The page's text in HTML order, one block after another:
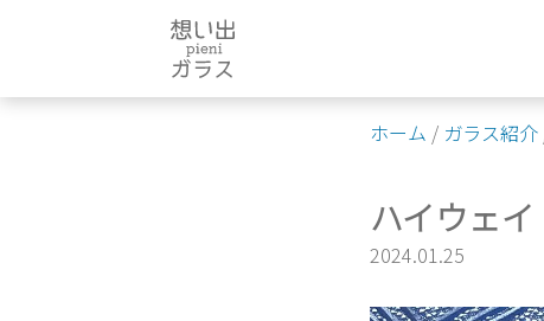
ホーム / ガラス紹介
ハイウェイ
2024.01.25